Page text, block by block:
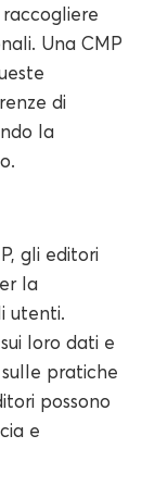
Una CMP
di
la
gli editori
la
utenti.
loro dati e
pratiche
possono
e